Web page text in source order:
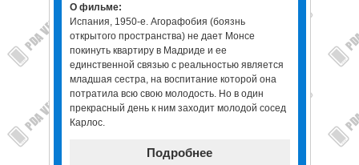
О фильме:
Испания, 1950-е. Агорафобия (боязнь
открытого пространства) не дает Монсе
покинуть квартиру в Мадриде и ее
единственной связью с реальностью является
младшая сестра, на воспитание которой она
потратила всю свою молодость. Но в один
прекрасный день к ним заходит молодой сосед
Карлос.
Подробнее